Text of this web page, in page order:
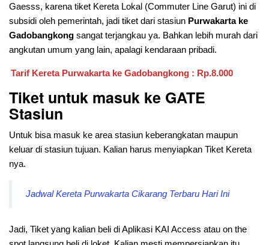
Gaesss, karena tiket Kereta Lokal (Commuter Line Garut) ini di
subsidi oleh pemerintah, jadi tiket dari stasiun Purwakarta ke
Gadobangkong sangat terjangkau ya. Bahkan lebih murah dari
angkutan umum yang lain, apalagi kendaraan pribadi.
Tarif Kereta Purwakarta ke Gadobangkong : Rp.8.000
Tiket untuk masuk ke GATE
Stasiun
Untuk bisa masuk ke area stasiun keberangkatan maupun
keluar di stasiun tujuan. Kalian harus menyiapkan Tiket Kereta
nya.
Jadwal Kereta Purwakarta Cikarang Terbaru Hari Ini
Jadi, Tiket yang kalian beli di Aplikasi KAI Access atau on the